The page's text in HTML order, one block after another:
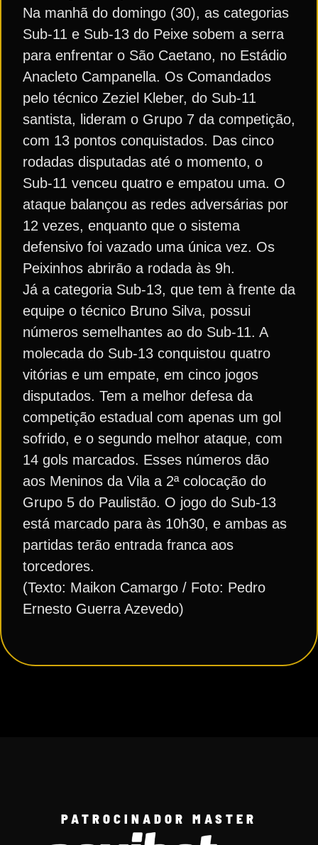
Na manhã do domingo (30), as categorias
Sub-11 e Sub-13 do Peixe sobem a serra
para enfrentar o São Caetano, no Estádio
Anacleto Campanella. Os Comandados
pelo técnico Zeziel Kleber, do Sub-11
santista, lideram o Grupo 7 da competição,
com 13 pontos conquistados. Das cinco
rodadas disputadas até o momento, o
Sub-11 venceu quatro e empatou uma. O
ataque balançou as redes adversárias por
12 vezes, enquanto que o sistema
defensivo foi vazado uma única vez. Os
Peixinhos abrirão a rodada às 9h.
Já a categoria Sub-13, que tem à frente da
equipe o técnico Bruno Silva, possui
números semelhantes ao do Sub-11. A
molecada do Sub-13 conquistou quatro
vitórias e um empate, em cinco jogos
disputados. Tem a melhor defesa da
competição estadual com apenas um gol
sofrido, e o segundo melhor ataque, com
14 gols marcados. Esses números dão
aos Meninos da Vila a 2ª colocação do
Grupo 5 do Paulistão. O jogo do Sub-13
está marcado para às 10h30, e ambas as
partidas terão entrada franca aos
torcedores.
(Texto: Maikon Camargo / Foto: Pedro
Ernesto Guerra Azevedo)
PATROCINADOR MASTER